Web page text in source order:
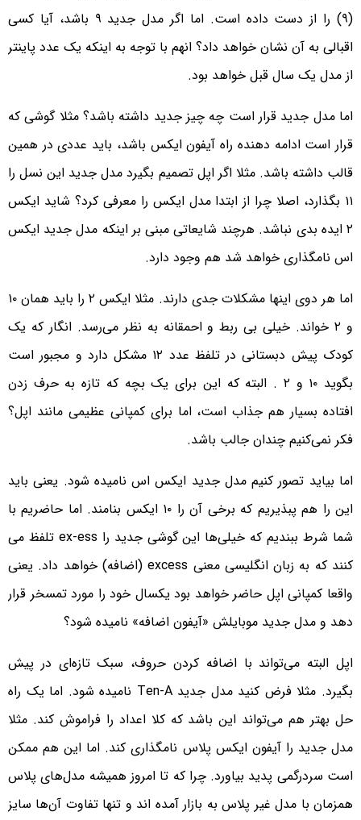
(۹) را از دست داده است. اما اگر مدل جدید ۹ باشد، آیا کسی
اقبالی به آن نشان خواهد داد؟ انهم با توجه به اینکه یک عدد پاینتر
از مدل یک سال قبل خواهد بود.
اما مدل جدید قرار است چه چیز جدید داشته باشد؟ مثلا گوشی که
قرار است ادامه دهنده راه آیفون ایکس باشد، باید عددی در همین
قالب داشته باشد. مثلا اگر اپل تصمیم بگیرد مدل جدید این نسل را
۱۱ بگذارد، اصلا چرا از ابتدا مدل ایکس را معرفی کرد؟ شاید ایکس
۲ ایده بدی نباشد. هرچند شایعاتی مبنی بر اینکه مدل جدید ایکس
اس نامگذاری خواهد شد هم وجود دارد.
اما هر دوی اینها مشکلات جدی دارند. مثلا ایکس ۲ را باید همان ۱۰
و ۲ خواند. خیلی بی ربط و احمقانه به نظر می‌رسد. انگار که یک
کودک پیش دبستانی در تلفظ عدد ۱۲ مشکل دارد و مجبور است
بگوید ۱۰ و ۲ . البته که این برای یک بچه که تازه به حرف زدن
افتاده بسیار هم جذاب است، اما برای کمپانی عظیمی مانند اپل؟
فکر نمی‌کنیم چندان جالب باشد.
اما بیاید تصور کنیم مدل جدید ایکس اس نامیده شود. یعنی باید
این را هم پبذیریم که برخی آن را ۱۰ ایکس بنامند. اما حاضریم با
شما شرط ببندیم که خیلی‌ها این گوشی جدید را ex-ess تلفظ می
کنند که به زبان انگلیسی معنی excess (اضافه) خواهد داد. یعنی
واقعا کمپانی اپل حاضر خواهد بود یکسال خود را مورد تمسخر قرار
دهد و مدل جدید موبایلش «آیفون اضافه» نامیده شود؟
اپل البته می‌تواند با اضافه کردن حروف، سبک تازه‌ای در پیش
بگیرد. مثلا فرض کنید مدل جدید Ten-A نامیده شود. اما یک راه
حل بهتر هم می‌تواند این باشد که کلا اعداد را فراموش کند. مثلا
مدل جدید را آیفون ایکس پلاس نامگذاری کند. اما این هم ممکن
است سردرگمی پدید بیاورد. چرا که تا امروز همیشه مدل‌های پلاس
همزمان با مدل غیر پلاس به بازار آمده اند و تنها تفاوت آن‌ها سایز